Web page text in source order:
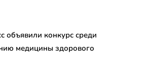
объявили конкурс среди
медицины здорового